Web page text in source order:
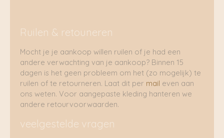
Ruilen & retouneren
Mocht je je aankoop willen ruilen of je had een
andere verwachting van je aankoop? Binnen 15
dagen is het geen probleem om het (zo mogelijk) te
ruilen of te retourneren. Laat dit per mail even aan
ons weten. Voor aangepaste kleding hanteren we
andere retourvoorwaarden.
veelgestelde vragen